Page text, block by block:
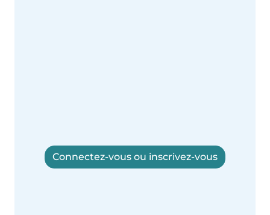
Connectez-vous ou inscrivez-vous